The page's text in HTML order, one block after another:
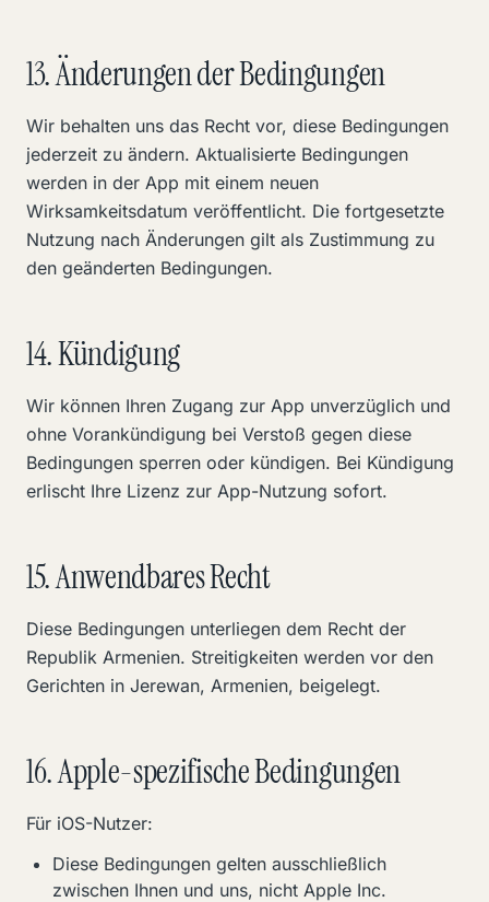
13. Änderungen der Bedingungen
Wir behalten uns das Recht vor, diese Bedingungen
jederzeit zu ändern. Aktualisierte Bedingungen
werden in der App mit einem neuen
Wirksamkeitsdatum veröffentlicht. Die fortgesetzte
Nutzung nach Änderungen gilt als Zustimmung zu
den geänderten Bedingungen.
14. Kündigung
Wir können Ihren Zugang zur App unverzüglich und
ohne Vorankündigung bei Verstoß gegen diese
Bedingungen sperren oder kündigen. Bei Kündigung
erlischt Ihre Lizenz zur App-Nutzung sofort.
15. Anwendbares Recht
Diese Bedingungen unterliegen dem Recht der
Republik Armenien. Streitigkeiten werden vor den
Gerichten in Jerewan, Armenien, beigelegt.
16. Apple-spezifische Bedingungen
Für iOS-Nutzer:
Diese Bedingungen gelten ausschließlich
zwischen Ihnen und uns, nicht Apple Inc.